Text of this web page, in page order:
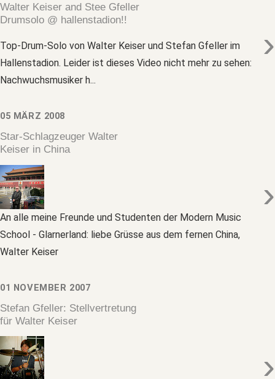
Walter Keiser and Stee Gfeller
Drumsolo @ hallenstadion!!
›
Top-Drum-Solo von Walter Keiser und Stefan Gfeller im
Hallenstadion. Leider ist dieses Video nicht mehr zu sehen:
Nachwuchsmusiker h...
05 MÄRZ 2008
Star-Schlagzeuger Walter
Keiser in China
›
An alle meine Freunde und Studenten der Modern Music
School - Glarnerland: liebe Grüsse aus dem fernen China,
Walter Keiser
01 NOVEMBER 2007
Stefan Gfeller: Stellvertretung
für Walter Keiser
›